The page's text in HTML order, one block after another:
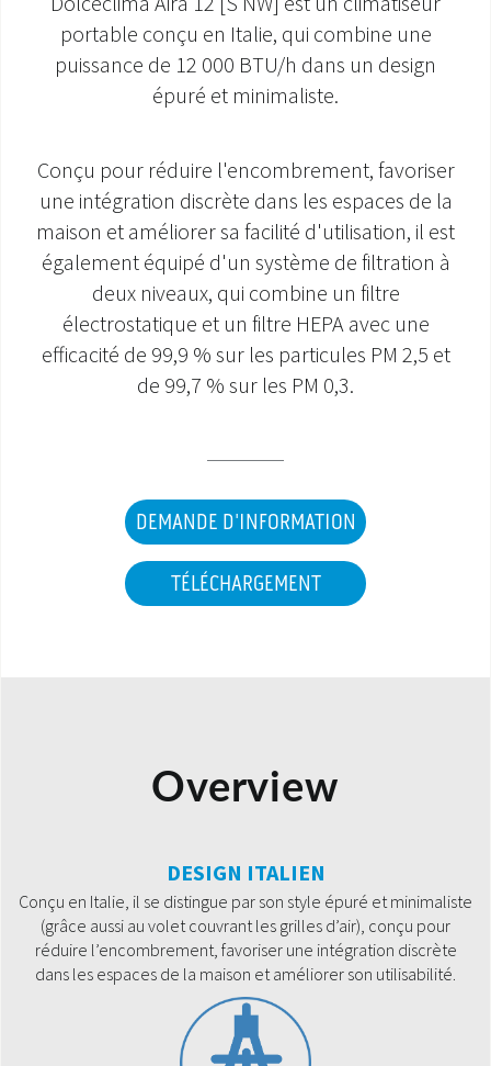
SAV ET GARANTIE
portable conçu en Italie, qui combine une
puissance de 12 000 BTU/h dans un design
épuré et minimaliste.
Conçu pour réduire l'encombrement, favoriser
une intégration discrète dans les espaces de la
maison et améliorer sa facilité d'utilisation, il est
également équipé d'un système de filtration à
deux niveaux, qui combine un filtre
électrostatique et un filtre HEPA avec une
efficacité de 99,9 % sur les particules PM 2,5 et
de 99,7 % sur les PM 0,3.
DEMANDE D'INFORMATION
TÉLÉCHARGEMENT
Overview
DESIGN ITALIEN
Conçu en Italie, il se distingue par son style épuré et minimaliste
(grâce aussi au volet couvrant les grilles d’air), conçu pour
réduire l’encombrement, favoriser une intégration discrète
dans les espaces de la maison et améliorer son utilisabilité.